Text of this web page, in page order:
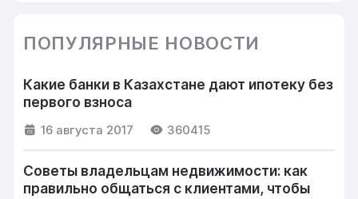
ПОПУЛЯРНЫЕ НОВОСТИ
Какие банки в Казахстане дают ипотеку без
первого взноса
16 августа 2017 360415
Советы владельцам недвижимости: как
правильно общаться с клиентами, чтобы